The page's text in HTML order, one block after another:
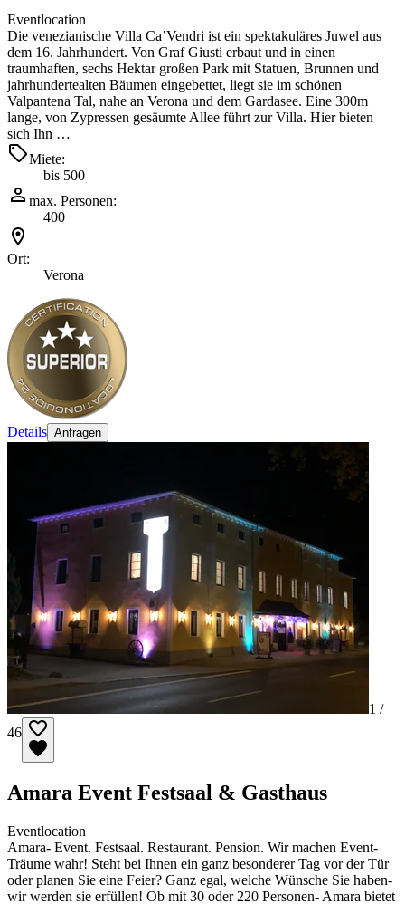
Eventlocation
Die venezianische Villa Ca’Vendri ist ein spektakuläres Juwel aus
dem 16. Jahrhundert. Von Graf Giusti erbaut und in einen
traumhaften, sechs Hektar großen Park mit Statuen, Brunnen und
jahrhundertealten Bäumen eingebettet, liegt sie im schönen
Valpantena Tal, nahe an Verona und dem Gardasee. Eine 300m
lange, von Zypressen gesäumte Allee führt zur Villa. Hier bieten
sich Ihn …
Miete:
bis 500
max. Personen:
400
Ort:
Verona
Details Anfragen
1 /
46
Amara Event Festsaal & Gasthaus
Eventlocation
Amara- Event. Festsaal. Restaurant. Pension. Wir machen Event-
Träume wahr! Steht bei Ihnen ein ganz besonderer Tag vor der Tür
oder planen Sie eine Feier? Ganz egal, welche Wünsche Sie haben-
wir werden sie erfüllen! Ob mit 30 oder 220 Personen- Amara bietet